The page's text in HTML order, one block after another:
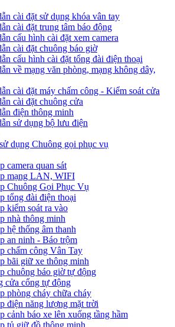
cài đặt sử dụng khóa vân tay
cài đặt trung tâm báo động
cấu hình cài đặt xem camera
cài đặt chuông báo giờ
cấu hình cài đặt tổng đài điện thoại
về mạng văn phòng, mạng không dây,
cài đặt máy chấm công - Kiểm soát cửa
cài đặt chuông cửa
điện thông minh
sử dụng bộ lưu điện
dụng Chuông gọi phục vụ
camera quan sát
mạng LAN, WIFI
Chuông Gọi Phục Vụ
tổng đài điện thoại
kiểm soát ra vào
nhà thông minh
hệ thống âm thanh
an ninh - Báo trộm
chấm công Vân Tay
bãi giữ xe thông minh
chuông báo giờ tự động
cửa cổng tự động
phòng cháy chữa cháy
điện năng lượng mặt trời
cảnh báo xe lên xuống tầng hầm
tủ giữ đồ thông minh